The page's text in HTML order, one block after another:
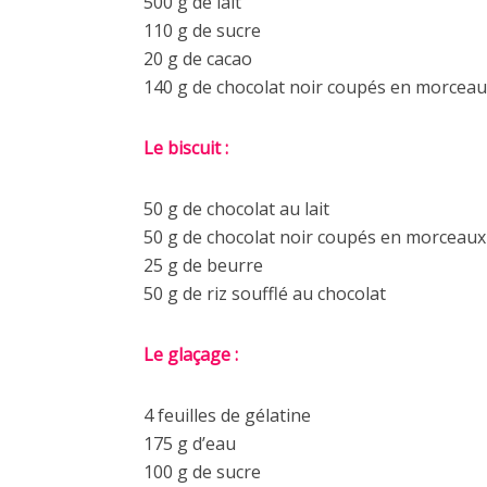
110 g de sucre
20 g de cacao
140 g de chocolat noir coupés en
Le biscuit :
50 g de chocolat au lait
50 g de chocolat noir coupés en morceaux
25 g de beurre
50 g de riz soufflé au chocolat
Le glaçage :
4 feuilles de gélatine
175 g d’eau
100 g de sucre